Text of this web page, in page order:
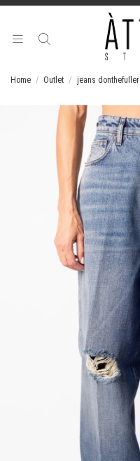
Home Outlet jeans donthefuller